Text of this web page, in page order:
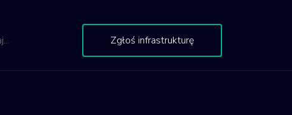
Zgłoś infrastrukturę